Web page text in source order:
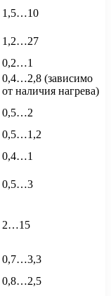
1,5…10
1,2…27
0,2…1
0,4…2,8 (зависимо
от наличия нагрева)
0,5…2
0,5…1,2
0,4…1
0,5…3
2…15
0,7…3,3
0,8…2,5